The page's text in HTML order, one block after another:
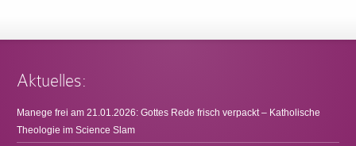
Aktuelles:
Manege frei am 21.01.2026: Gottes Rede frisch verpackt – Katholische
Theologie im Science Slam